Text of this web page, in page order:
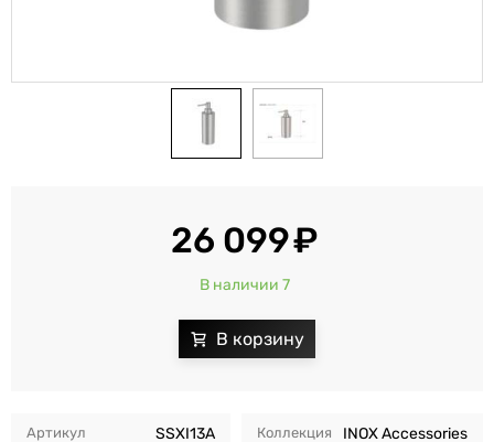
Артикул SSXI13A Коллекция INOX Accessories
26 099
В наличии 7